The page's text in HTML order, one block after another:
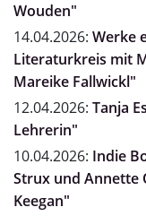
Wouden"
14.04.2026: Werke
Literaturkreis mit
Mareike Fallwickl"
12.04.2026: Tanja
Lehrerin"
10.04.2026: Indie
Strux und Annette
Keegan"